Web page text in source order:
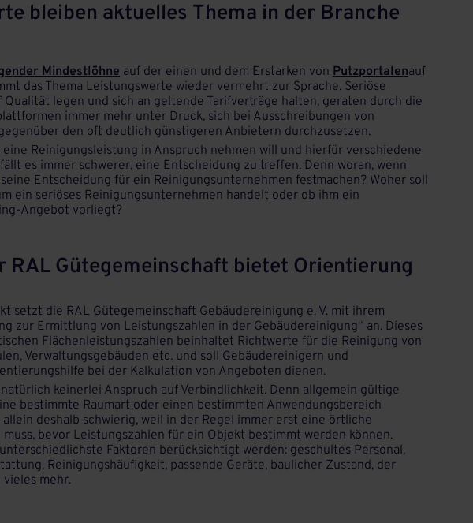
bleiben aktuelles Thema in der Branche
Mindestlöhne auf der einen und dem Erstarken von Putzportalenauf
das Thema Leistungswerte wieder vermehrt zur Sprache. Seriöse
legen und sich an geltende Tarifverträge halten, geraten durch die
immer mehr unter Druck, sich bei Ausschreibungen von
den oft deutlich günstigeren Anbietern durchzusetzen.
eine Reinigungsleistung in Anspruch nehmen will und hierfür verschiedene
es immer schwerer, eine Entscheidung zu treffen. Denn woran, wenn
Entscheidung für ein Reinigungsunternehmen festmachen? Woher soll
ein seriöses Reinigungsunternehmen handelt oder ob ihm ein
Angebot vorliegt?
RAL Gütegemeinschaft bietet Orientierung
setzt die RAL Gütegemeinschaft Gebäudereinigung e. V. mit ihrem
zur Ermittlung von Leistungszahlen in der Gebäudereinigung“ an. Dieses
Flächenleistungszahlen beinhaltet Richtwerte für die Reinigung von
Verwaltungsgebäuden etc. und soll Gebäudereinigern und
bei der Kalkulation von Angeboten dienen.
keinerlei Anspruch auf Verbindlichkeit. Denn allgemein gültige
bestimmte Raumart oder einen bestimmten Anwendungsbereich
deshalb schwierig, weil in der Regel immer erst eine örtliche
bevor Leistungszahlen für ein Objekt bestimmt werden können.
Faktoren berücksichtigt werden: geschultes Personal,
Reinigungshäufigkeit, passende Geräte, baulicher Zustand, der
vieles mehr.